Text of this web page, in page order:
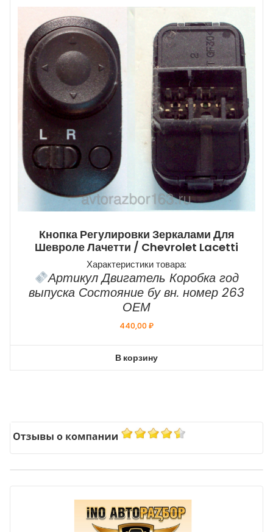
Кнопка Регулировки Зеркалами Для
Шевроле Лачетти / Chevrolet Lacetti
Характеристики товара:
Артикул Двигатель Коробка год
выпуска Состояние бу вн. номер 263
ОЕМ
440,00₽
В корзину